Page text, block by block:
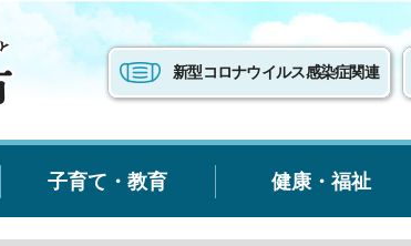
新型コロナウイルス感染症関連
子育て・教育 健康・福祉